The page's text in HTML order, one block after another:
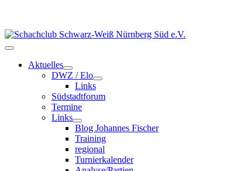
Aktuelles
DWZ / Elo
Links
Südstadtforum
Termine
Links
Blog Johannes Fischer
Training
regional
Turnierkalender